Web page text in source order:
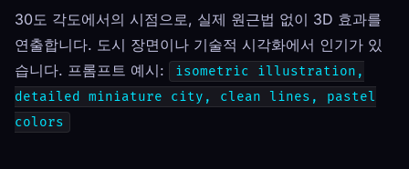
30도 각도에서의 시점으로, 실제 원근법 없이 3D 효과를
연출합니다. 도시 장면이나 기술적 시각화에서 인기가 있
습니다. 프롬프트 예시:
isometric illustration,
detailed miniature city, clean lines, pastel
colors